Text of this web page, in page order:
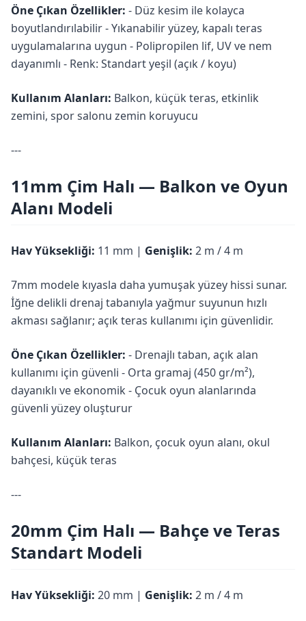
Öne Çıkan Özellikler: - Düz kesim ile kolayca
boyutlandırılabilir - Yıkanabilir yüzey, kapalı teras
uygulamalarına uygun - Polipropilen lif, UV ve nem
dayanımlı - Renk: Standart yeşil (açık / koyu)
Kullanım Alanları: Balkon, küçük teras, etkinlik
zemini, spor salonu zemin koruyucu
---
11mm Çim Halı — Balkon ve Oyun
Alanı Modeli
Hav Yüksekliği: 11 mm | Genişlik: 2 m / 4 m
7mm modele kıyasla daha yumuşak yüzey hissi sunar.
İğne delikli drenaj tabanıyla yağmur suyunun hızlı
akması sağlanır; açık teras kullanımı için güvenlidir.
Öne Çıkan Özellikler: - Drenajlı taban, açık alan
kullanımı için güvenli - Orta gramaj (450 gr/m²),
dayanıklı ve ekonomik - Çocuk oyun alanlarında
güvenli yüzey oluşturur
Kullanım Alanları: Balkon, çocuk oyun alanı, okul
bahçesi, küçük teras
---
20mm Çim Halı — Bahçe ve Teras
Standart Modeli
Hav Yüksekliği: 20 mm | Genişlik: 2 m / 4 m